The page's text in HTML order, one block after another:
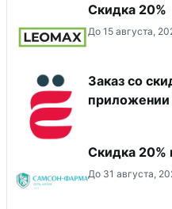
Скидка 20%
До 15 августа,
Заказ со
Скидка 20%
До 31 августа,